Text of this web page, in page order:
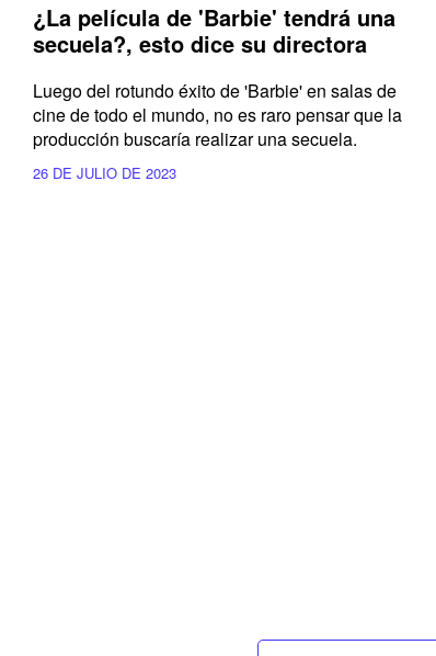
¿La película de 'Barbie' tendrá una
secuela?, esto dice su directora
Luego del rotundo éxito de 'Barbie' en salas de
cine de todo el mundo, no es raro pensar que la
producción buscaría realizar una secuela.
26 DE JULIO DE 2023